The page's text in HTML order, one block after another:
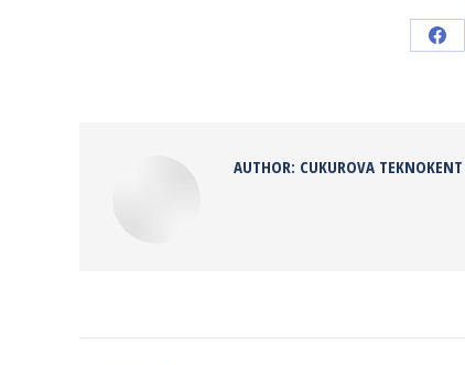
AUTHOR: CUKUROVA TEKNOKENT